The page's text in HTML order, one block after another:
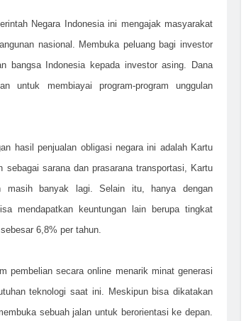
Negara Indonesia ini mengajak masyarakat
nasional. Membuka peluang bagi investor
bangsa Indonesia kepada investor asing. Dana
untuk membiayai program-program unggulan
hasil penjualan obligasi negara ini adalah Kartu
sebagai sarana dan prasarana transportasi, Kartu
masih banyak lagi. Selain itu, hanya dengan
mendapatkan keuntungan lain berupa tingkat
6,8% per tahun.
pembelian secara online menarik minat generasi
teknologi saat ini. Meskipun bisa dikatakan
sebuah jalan untuk berorientasi ke depan.